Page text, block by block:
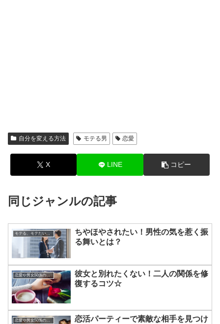
自分を変える方法 モテる男 恋愛
X LINE コピー
同じジャンルの記事
モテる、モテたい、今すぐ役立つ恋愛心理学
ちやほやされたい！男性の気を惹く振
る舞いとは？
恋愛や男女関係の悩み
彼女と別れたくない！二人の関係を修
復するコツ☆
恋活パーティーで素敵な相手を見つけ